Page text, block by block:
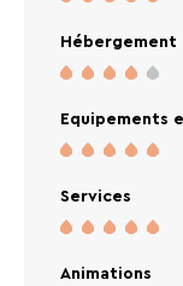
Hébergement
Equipements
Services
Animations